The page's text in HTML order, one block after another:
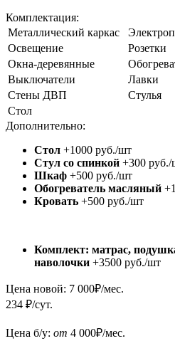
Комплектация:
Металлический каркас
Освещение
Розетки
Окна-деревянные
Выключатели
Лавки
Стены ДВП
Стулья
Стол
Дополнительно:
Стол +1000 руб./шт
Стул со спинкой +300
Шкаф +500 руб./шт
Обогреватель масляный
Кровать +500 руб./шт
Комплект: матрас,
наволочки +3500 руб./шт
Цена новой: 7 000₽/мес.
234 ₽/сут.
Цена б/у: от 4 000₽/мес.